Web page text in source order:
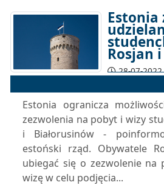
Estonia
Rosjan
28-07-2022
Estonia ogranicza
zezwolenia na pobyt i wizy
i Białorusinów -
estoński rząd. Obywatele
ubiegać się o zezwolenie na
wizę w celu podjęcia...